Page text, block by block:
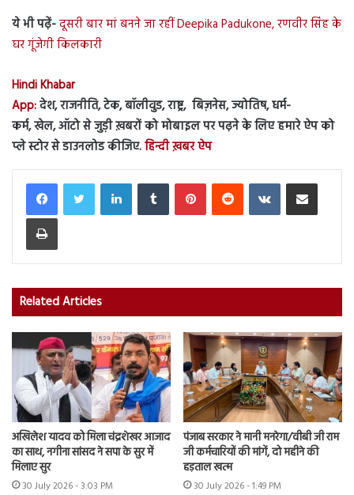
ये भी पढ़ें-दूसरी बार मां बनने जा रहीं Deepika Padukone, रणवीर सिंह के
घर गूंजेगी किलकारी
Hindi Khabar
App:देश, राजनीति, टेक, बॉलीवुड, राष्ट्र, बिज़नेस, ज्योतिष, धर्म-
कर्म, खेल, ऑटो से जुड़ी ख़बरों को मोबाइल पर पढ़ने के लिए हमारे ऐप को
प्ले स्टोर से डाउनलोड कीजिए.हिन्दी ख़बर ऐप
LinkedInTumblr PinterestReddit VKontakteShare via Email
Print
Related Articles
अखिलेश यादव को मिला चंद्रशेखर आजाद
का साथ, नगीना सांसद ने सपा के सुर में
मिलाए सुर
30 July 2026 - 3:03 PM
पंजाब सरकार ने मानी मनरेगा/वीबी जी राम
जी कर्मचारियों की मांगें, दो महीने की
हड़ताल खत्म
30 July 2026 - 1:49 PM